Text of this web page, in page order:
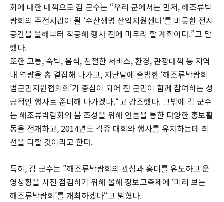
회에 대한 대책으로 김 군수는 “우리 군에서는 먼저, 해조류박
람회의 주전시관이 될 ‘수산생명 산업지원센터‘를 비롯한 전시
공간을 올해부터 착공해 행사 전에 마무리 할 계획이다.”고 말
했다.
또한 교통, 숙박, 음식, 친절한 서비스, 환경, 관광대책 등 지역
내 역량을 총 결집해 나가고, 지난달에 출범한 ‘해조류박람회
범군민지원협의회’가 중심이 되어 전 군민이 함께 참여하는 성
공적인 행사로 준비해 나가겠다.“고 강조했다. 그밖에 김 군수
는 해조류박람회의 붐 조성을 위해 언론을 통한 다양한 홍보활
동을 전개하고, 2014년도 각종 대회와 행사를 유치하는데 최
선을 다할 것이라고 한다.
특히, 김 군수는 ”해조류박람회의 관심과 흥미를 유도하고 운
영상황을 사전 점검하기 위해 올해 장보고축제에 ‘미리 보는
해조류박람회’를 개최하겠다“고 밝혔다.